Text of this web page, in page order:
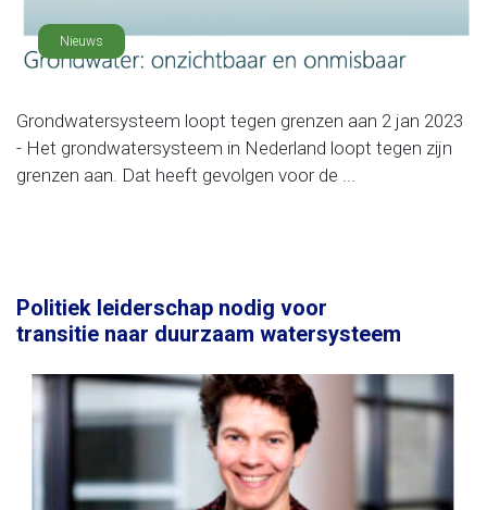
Nieuws
Grondwatersysteem loopt tegen grenzen aan 2 jan 2023
- Het grondwatersysteem in Nederland loopt tegen zijn
grenzen aan. Dat heeft gevolgen voor de ...
Politiek leiderschap nodig voor
transitie naar duurzaam watersysteem